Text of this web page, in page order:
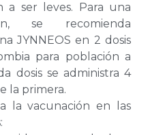
a ser leves. Para una
se recomienda
JYNNEOS en 2 dosis
para población a
dosis se administra 4
la primera.
la vacunación en las